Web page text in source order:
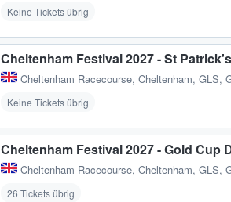
Keine Tickets übrig
Cheltenham Festival 2027 - St
Cheltenham Racecourse, Cheltenham, GLS,
Keine Tickets übrig
Cheltenham Festival 2027 - Gold Cup
Cheltenham Racecourse, Cheltenham, GLS,
26 Tickets übrig